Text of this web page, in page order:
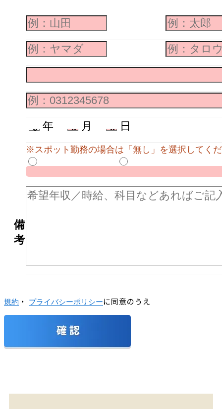
年 月 日
※スポット勤務の場合は「無し」を選択してく
備
考
規約 ・ プライバシーポリシーに同意のうえ